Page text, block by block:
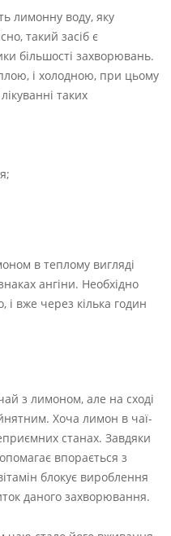
лимонну воду, яку
такий засіб є
більшості захворювань.
і холодною, при цьому
таких
в теплому вигляді
ангіни. Необхідно
і вже через кілька годин
з лимоном, але на сході
Хоча лимон в чаї-
станах. Завдяки
впорається з
блокує вироблення
даного захворювання.